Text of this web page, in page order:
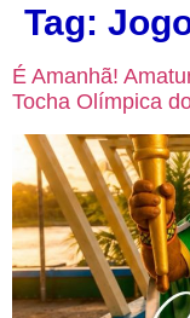
Tag:
É Amanhã!
Tocha Olímpica